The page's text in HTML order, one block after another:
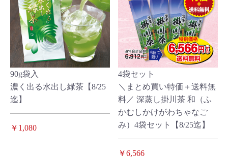
90g袋入
濃く出る水出し緑茶【8/25
迄】
￥1,080
4袋セット
＼まとめ買い特価＋送料無
料／ 深蒸し掛川茶 和（ふ
かむしかけがわちゃなご
み）4袋セット【8/25迄】
￥6,566